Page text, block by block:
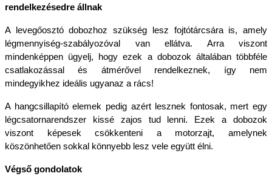
rendelkezésedre állnak
A levegőosztó dobozhoz szükség lesz fojtótárcsára is, amely
légmennyiség-szabályozóval van ellátva. Arra viszont
mindenképpen ügyelj, hogy ezek a dobozok általában többféle
csatlakozással és átmérővel rendelkeznek, így nem
mindegyikhez ideális ugyanaz a rács!
A hangcsillapító elemek pedig azért lesznek fontosak, mert egy
légcsatornarendszer kissé zajos tud lenni. Ezek a dobozok
viszont képesek csökkenteni a motorzajt, amelynek
köszönhetően sokkal könnyebb lesz vele együtt élni.
Végső gondolatok